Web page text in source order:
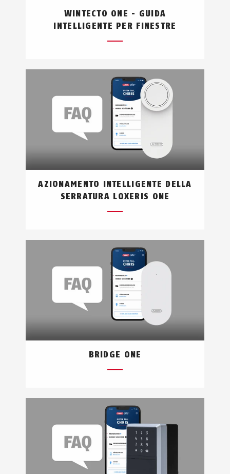
WINTECTO ONE - GUIDA
INTELLIGENTE PER FINESTRE
AZIONAMENTO INTELLIGENTE DELLA
SERRATURA LOXERIS ONE
BRIDGE ONE